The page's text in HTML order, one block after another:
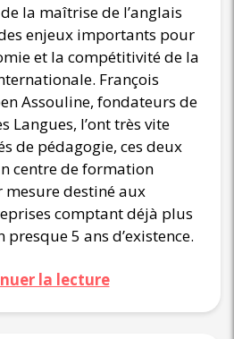
la maîtrise de l’anglais
enjeux importants pour
et la compétitivité de la
François
Assouline, fondateurs de
Langues, l’ont très vite
de pédagogie, ces deux
centre de formation
mesure destiné aux
comptant déjà plus
presque 5 ans d’existence.
la lecture